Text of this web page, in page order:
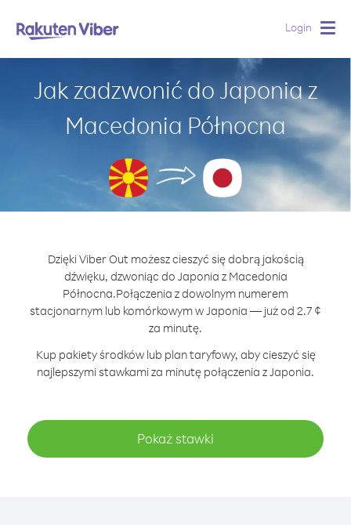
Login
Jak zadzwonić do Japonia z
Macedonia Północna
Dzięki Viber Out możesz cieszyć się dobrą jakością
dźwięku, dzwoniąc do Japonia z Macedonia
Północna.Połączenia z dowolnym numerem
stacjonarnym lub komórkowym w Japonia — już od 2.7 ¢
za minutę.
Kup pakiety środków lub plan taryfowy, aby cieszyć się
najlepszymi stawkami za minutę połączenia z Japonia.
Pokaż stawki